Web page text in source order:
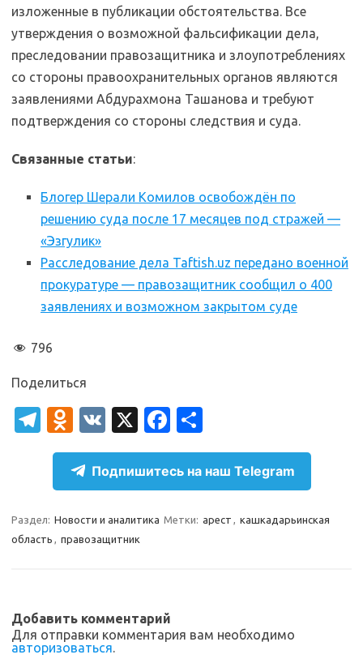
изложенные в публикации обстоятельства. Все
утверждения о возможной фальсификации дела,
преследовании правозащитника и злоупотреблениях
со стороны правоохранительных органов являются
заявлениями Абдурахмона Ташанова и требуют
подтверждения со стороны следствия и суда.
Связанные статьи:
Блогер Шерали Комилов освобождён по
решению суда после 17 месяцев под стражей —
«Эзгулик»
Расследование дела Taftish.uz передано военной
прокуратуре — правозащитник сообщил о 400
заявлениях и возможном закрытом суде
796
Поделиться
T
el
gr
a
m
O
d
n
o
kl
as
i
V
K
X
Fa
c
e
b
o
т
п
р
а
ь
Подпишитесь на наш Telegram
Раздел: Новости и аналитика Метки: арест , кашкадарьинская
область , правозащитник
Добавить комментарий
Для отправки комментария вам необходимо
авторизоваться.